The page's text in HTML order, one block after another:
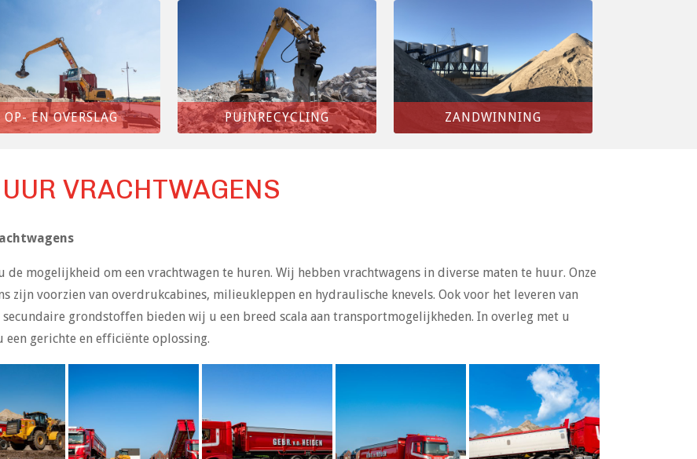
OP- EN OVERSLAG PUINRECYCLING ZANDWINNING
VRACHTWAGENS
de mogelijkheid om een vrachtwagen te huren. Wij hebben vrachtwagens in diverse maten te huur. Onze
zijn voorzien van overdrukcabines, milieukleppen en hydraulische knevels. Ook voor het leveren van
grondstoffen bieden wij u een breed scala aan transportmogelijkheden. In overleg met u
een gerichte en efficiënte oplossing.